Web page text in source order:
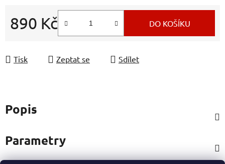
890 Kč DO KOŠÍKU
Tisk Zeptat se Sdílet
Popis
Parametry